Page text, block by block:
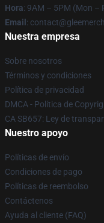
Hora: 9AM – 5PM (Mon –
Email :
Nuestra empresa
Sobre nosotros
Términos y condiciones
Política de privacidad
DMCA - Política de
CA SB657: Ley de
Nuestro apoyo
Políticas de envío
Condiciones de pago
Políticas de reembolso
Contáctenos
Ayuda al cliente (FAQ)